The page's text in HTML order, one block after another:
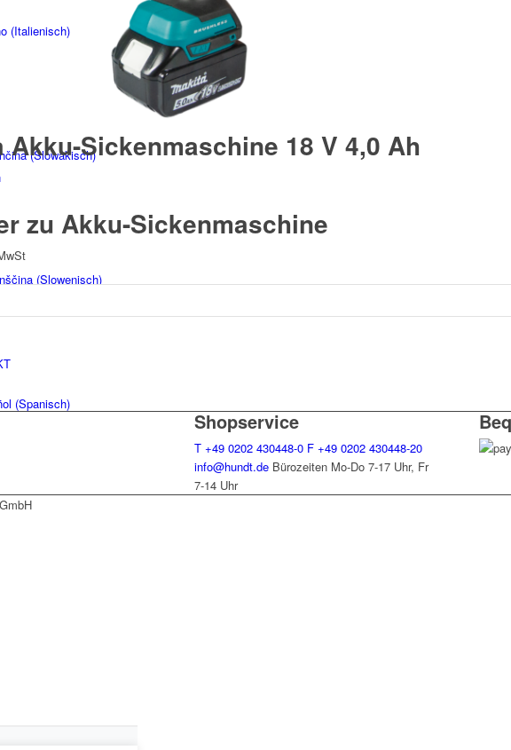
(Italienisch)
(Slowakisch)
(Slowenisch)
(Spanisch)
Akku-Sickenmaschine 18 V 4,0 Ah
zu Akku-Sickenmaschine
Shopservice
T +49 0202 430448-0 F +49 0202 430448-20
info@hundt.de Bürozeiten Mo-Do 7-17 Uhr, Fr
7-14 Uhr